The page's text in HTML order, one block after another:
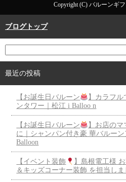
Copyright (C) バルーンギ
ブログトップ
最近の投稿
【お誕生日バルーン
】カラフ
ンタワー｜松江 i Balloo n
【お誕生日バルーン
】お店の
に｜シャンパン付き豪 華バルー
Balloon
【イベント装飾
】島根電工様
＆キッズコーナー装飾 を担当し